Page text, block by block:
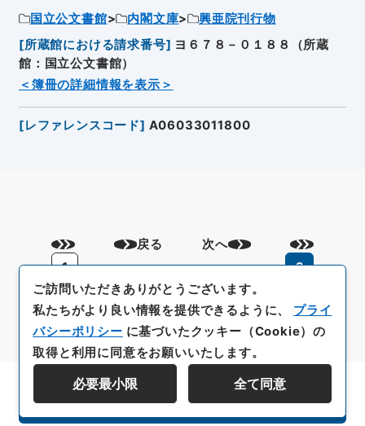
国立公文書館 内閣文庫
興亜院刊行物
[所蔵館における請求番号] ヨ６７８－０１８８（所蔵
館：国立公文書館）
＜簿冊の詳細情報を表示＞
[レファレンスコード] A06033011800
戻る
1
2
次へ
資料群階層を表示する
ご訪問いただきありがとうございます。
私たちがより良い情報を提供できるように、 プライ
バシーポリシー に基づいたクッキー（Cookie）の
取得と利用に同意をお願いいたします。
必要最小限 全て同意